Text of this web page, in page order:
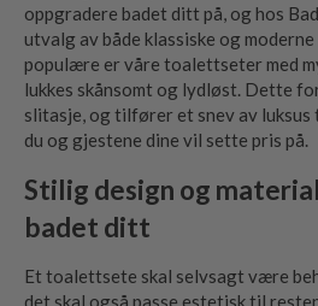
oppgradere badet ditt på, og hos
utvalg av både klassiske og
populære er våre toalettseter med
lukkes skånsomt og lydløst. Dette
slitasje, og tilfører et snev av luksus
du og gjestene dine vil sette pris på.
Stilig design og
badet ditt
Et toalettsete skal selvsagt være
det skal også passe estetisk til